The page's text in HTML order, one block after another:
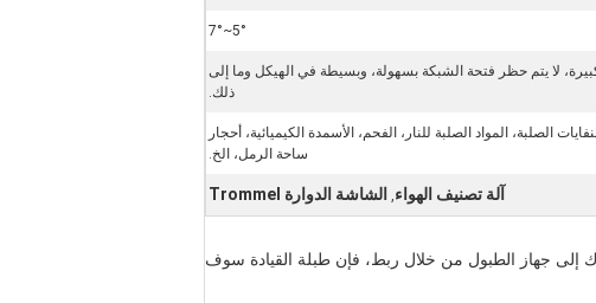
5°~7°
لا يتم حظر فتحة الشبكة بسهولة، وبسيطة في الهيكل وما إلى
ذلك.
الصلبة، المواد الصلبة للنار، الفحم، الأسمدة الكيميائية، أحجار
ساحة الرمل، الخ.
آلة تصنيف الهواء, الشاشة الدوارة Trommel
إلى جهاز الطبول من خلال ربط، فإن طبلة القيادة سوف